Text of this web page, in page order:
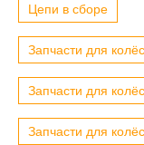
Цепи в сборе
Запчасти для
Запчасти для
Запчасти для